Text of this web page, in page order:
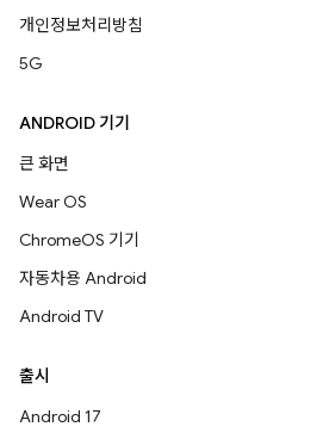
개인정보처리방침
5G
ANDROID 기기
큰 화면
Wear OS
ChromeOS 기기
자동차용 Android
Android TV
출시
Android 17